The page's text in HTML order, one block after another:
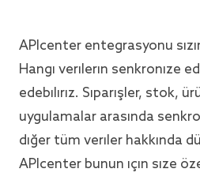
APIcenter entegrasyonu
Hangi verilerin senkronize
edebiliriz. Siparişler, stok,
uygulamalar arasında
diğer tüm veriler hakkında
APIcenter bunun için size